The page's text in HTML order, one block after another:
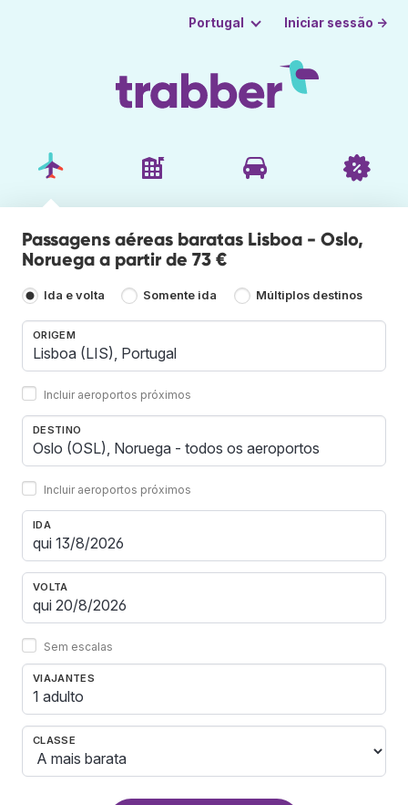
Portugal Iniciar sessão →
Passagens aéreas baratas Lisboa - Oslo,
Noruega a partir de 73 €
Ida e volta Somente ida Múltiplos destinos
ORIGEM
Incluir aeroportos próximos
DESTINO
Incluir aeroportos próximos
IDA
VOLTA
Sem escalas
VIAJANTES
1 adulto
CLASSE